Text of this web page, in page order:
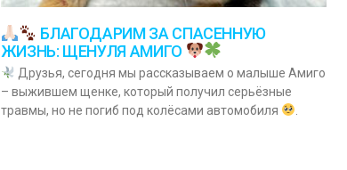
БЛАГОДАРИМ ЗА СПАСЕННУЮ
ЖИЗНЬ: ЩЕНУЛЯ АМИГО
Друзья, сегодня мы рассказываем о малыше Амиго
– выжившем щенке, который получил серьёзные
травмы, но не погиб под колёсами автомобиля